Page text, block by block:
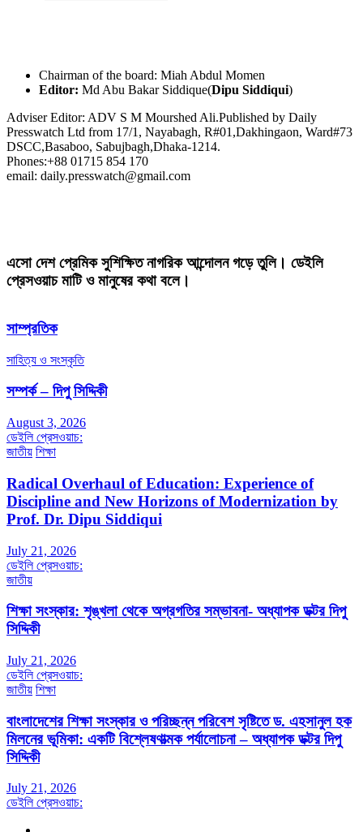
Chairman of the board: Miah Abdul Momen
Editor: Md Abu Bakar Siddique(Dipu Siddiqui)
Adviser Editor: ADV S M Mourshed Ali.Published by Daily
Presswatch Ltd from 17/1, Nayabagh, R#01,Dakhingaon, Ward#73
DSCC,Basaboo, Sabujbagh,Dhaka-1214.
Phones:+88 01715 854 170
email: daily.presswatch@gmail.com
এসো দেশ প্রেমিক সুশিক্ষিত নাগরিক আন্দোলন গড়ে তুলি। ডেইলি
প্রেসওয়াচ মাটি ও মানুষের কথা বলে।
সাম্প্রতিক
সাহিত্য ও সংস্কৃতি
সম্পর্ক – দিপু সিদ্দিকী
August 3, 2026
ডেইলি প্রেসওয়াচ:
জাতীয় শিক্ষা
Radical Overhaul of Education: Experience of
Discipline and New Horizons of Modernization by
Prof. Dr. Dipu Siddiqui
July 21, 2026
ডেইলি প্রেসওয়াচ:
জাতীয়
শিক্ষা সংস্কার: শৃঙ্খলা থেকে অগ্রগতির সম্ভাবনা- অধ্যাপক ডক্টর দিপু
সিদ্দিকী
July 21, 2026
ডেইলি প্রেসওয়াচ:
জাতীয় শিক্ষা
বাংলাদেশের শিক্ষা সংস্কার ও পরিচ্ছন্ন পরিবেশ সৃষ্টিতে ড. এহসানুল হক
মিলনের ভূমিকা: একটি বিশ্লেষণাত্মক পর্যালোচনা – অধ্যাপক ডক্টর দিপু
সিদ্দিকী
July 21, 2026
ডেইলি প্রেসওয়াচ: